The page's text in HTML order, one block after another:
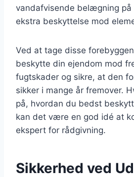
vandafvisende belægning på
ekstra beskyttelse mod
Ved at tage disse
beskytte din ejendom mod
fugtskader og sikre, at den
sikker i mange år fremover.
på, hvordan du bedst
kan det være en god idé at
ekspert for rådgivning.
Sikkerhed ved